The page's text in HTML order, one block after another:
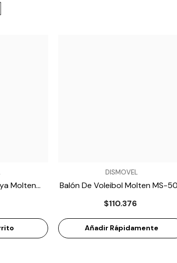
Molten
DISMOVEL
Balón De Voleibol Molten MS-
$110.376
Añadir Rápidamente